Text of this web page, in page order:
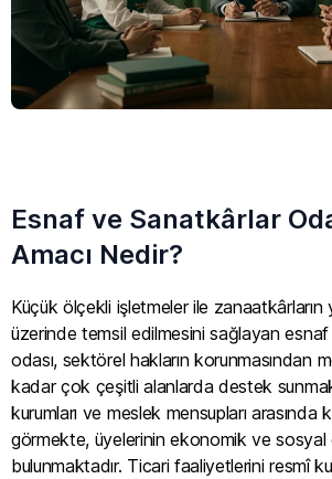
Esnaf ve Sanatkârlar
Amacı Nedir?
Küçük ölçekli işletmeler ile zanaatkârların
üzerinde temsil edilmesini sağlayan
odası, sektörel hakların korunmasından
kadar çok çeşitli alanlarda destek
kurumları ve meslek mensupları arasında
görmekte, üyelerinin ekonomik ve sosyal
bulunmaktadır. Ticari faaliyetlerini resmî